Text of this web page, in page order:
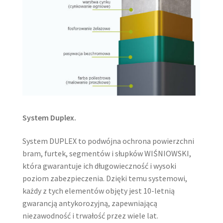
System Duplex.
System DUPLEX to podwójna ochrona powierzchni
bram, furtek, segmentów i słupków WIŚNIOWSKI,
która gwarantuje ich długowieczność i wysoki
poziom zabezpieczenia. Dzięki temu systemowi,
każdy z tych elementów objęty jest 10-letnią
gwarancją antykorozyjną, zapewniającą
niezawodność i trwałość przez wiele lat.